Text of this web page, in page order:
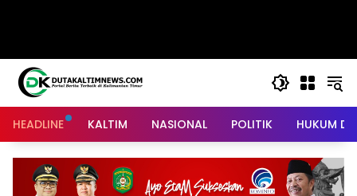
HEADLINE KALTIM NASIONAL POLITIK HUKUM